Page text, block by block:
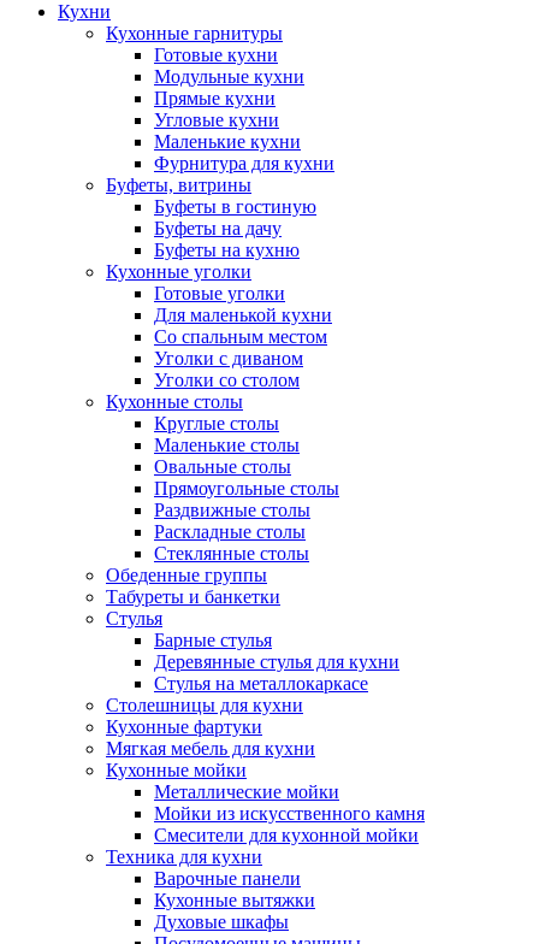
Кухни
Кухонные гарнитуры
Готовые кухни
Модульные кухни
Прямые кухни
Угловые кухни
Маленькие кухни
Фурнитура для кухни
Буфеты, витрины
Буфеты в гостиную
Буфеты на дачу
Буфеты на кухню
Кухонные уголки
Готовые уголки
Для маленькой кухни
Со спальным местом
Уголки с диваном
Уголки со столом
Кухонные столы
Круглые столы
Маленькие столы
Овальные столы
Прямоугольные столы
Раздвижные столы
Раскладные столы
Стеклянные столы
Обеденные группы
Табуреты и банкетки
Стулья
Барные стулья
Деревянные стулья для кухни
Стулья на металлокаркасе
Столешницы для кухни
Кухонные фартуки
Мягкая мебель для кухни
Кухонные мойки
Металлические мойки
Мойки из искусственного камня
Смесители для кухонной мойки
Техника для кухни
Варочные панели
Кухонные вытяжки
Духовые шкафы